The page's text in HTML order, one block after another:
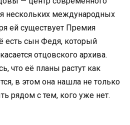
нескольких международных
ей существует Премия
есть сын Федя, который
отцовского архива.
что её планы растут как
в этом она нашла не только
рядом с тем, кого уже нет.